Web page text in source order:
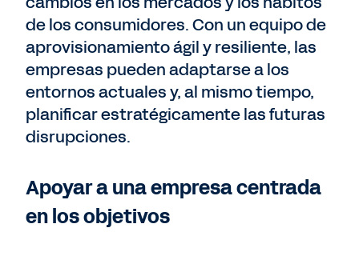
de los consumidores. Con un equipo de
aprovisionamiento ágil y resiliente, las
empresas pueden adaptarse a los
entornos actuales y, al mismo tiempo,
planificar estratégicamente las futuras
disrupciones.
Apoyar a una empresa centrada
en los objetivos